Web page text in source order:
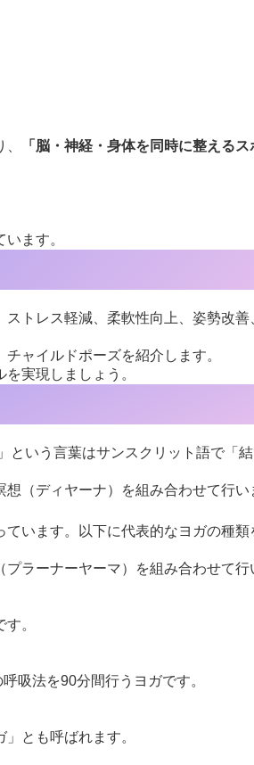
「脳・神経・身体を同時に整えるス
ます。
トレス軽減、柔軟性向上、姿勢改
ャイルドポーズを紹介します。
実現しましょう。
いう言葉はサンスクリット語で「
（ディヤーナ）を組み合わせて行い
います。以下に代表的なヨガの種類
ラーナーヤーマ）を組み合わせて行
。
吸法を90分間行うヨガです。
とも呼ばれます。